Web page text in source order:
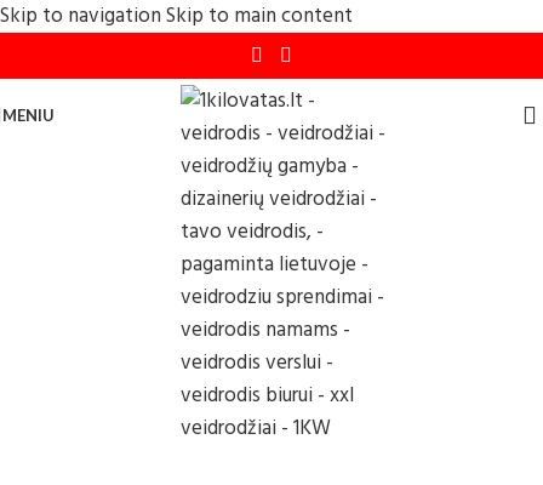
Skip to navigationSkip to main content
MENIU
Veidrodžiai
BUTUI. NAMUI. BIURUI.